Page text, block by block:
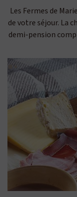
Les Fermes de
de votre séjour. La
demi-pension